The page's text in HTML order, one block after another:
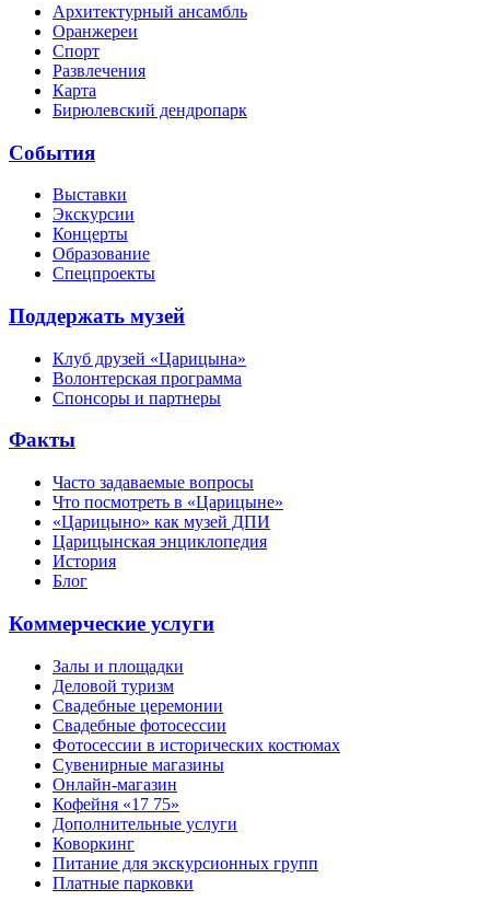
Архитектурный ансамбль
Оранжереи
Спорт
Развлечения
Карта
Бирюлевский дендропарк
События
Выставки
Экскурсии
Концерты
Образование
Спецпроекты
Поддержать музей
Клуб друзей «Царицына»
Волонтерская программа
Спонсоры и партнеры
Факты
Часто задаваемые вопросы
Что посмотреть в «Царицыне»
«Царицыно» как музей ДПИ
Царицынская энциклопедия
История
Блог
Коммерческие услуги
Залы и площадки
Деловой туризм
Свадебные церемонии
Свадебные фотосессии
Фотосессии в исторических костюмах
Сувенирные магазины
Онлайн-магазин
Кофейня «17 75»
Дополнительные услуги
Коворкинг
Питание для экскурсионных групп
Платные парковки